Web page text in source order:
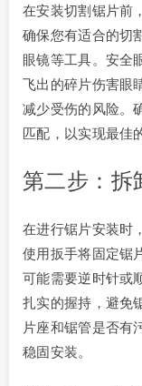
在安装切割锯片前
确保您有适合的切
眼镜等工具。安全
飞出的碎片伤害眼
减少受伤的风险。
匹配，以实现最佳
第二步：拆
在进行锯片安装时
使用扳手将固定锯
可能需要逆时针或
扎实的握持，避免
片座和锯管是否有
稳固安装。